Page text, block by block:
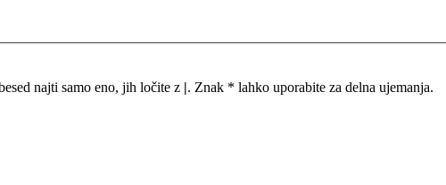
najti samo eno, jih ločite z |. Znak * lahko uporabite za delna ujemanja.